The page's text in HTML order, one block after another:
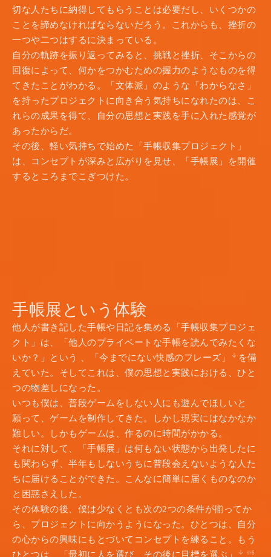
切な人たちに納得してもらうことは必要だし、いくつかの
ことを諦めなければならないだろう。これからも、挫折の
一つや二つはするに決まっている。
自分の軌跡を振り返ってみると、挑戦と挫折、そこからの
回復によって、何かをつかむための握力のようなものを得
てきたことがわかる。「文体派」のような「わからなさ」
を持ったプロジェクトに向き合う気持ちになれたのは、こ
れらの成果を得て、自分の思想と実践を手に入れた感覚が
あったからだ。
その後、軽い気持ちで始めた「手帳収集プロジェクト」
は、コンセプトが深みと広がりを見せ、「手帳展」を開催
するところまでこぎつけた。
手帳展という体験
他人が書き記した手帳や日記を集める「手帳収集プロジェ
クト」は、「他人のプライベートな手帳を読んでみたくな
いか？」という 、「今までにない快感のフレーズ」
を備
えていた。そしてこれは、僕の思想と実践における、ひと
つの物差しになった。
いつも僕は、普段ゲームをしない人にも遊んでほしいと
願って、ゲームを制作してきた。しかし現実にはなかなか
難しい。しかもゲームは、作るのに時間がかかる。
それに対して、「手帳展」は何もない状態から出発したに
も関わらず、半年もしないうちに普段会えないような人た
ちに届けることができた。こんなに簡単に届くものなのか
と困惑さえした。
その体験の後、僕は少なくとも次の2つの条件が揃ってか
ら、プロジェクトに向かうようになった。ひとつは、自分
の心からの興味にもとづいてコンセプトを練ること。もう
ひとつは、「最初に人を選び、その後に目標を選ぶ」
※6